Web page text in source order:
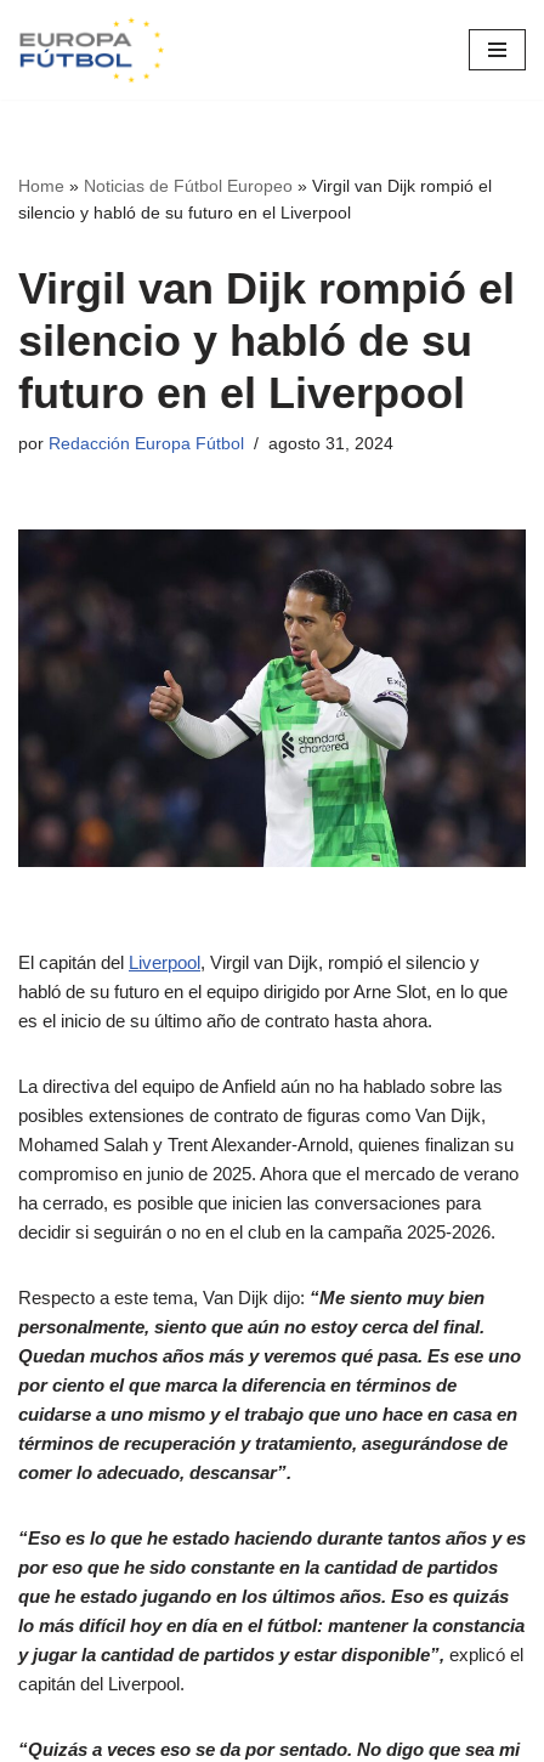
Saltar
Home » Noticias de Fútbol Europeo » Virgil van Dijk rompió el
silencio y habló de su futuro en el Liverpool
Virgil van Dijk rompió el
silencio y habló de su
futuro en el Liverpool
por Redacción Europa Fútbol agosto 31, 2024
El capitán del Liverpool, Virgil van Dijk, rompió el silencio y
habló de su futuro en el equipo dirigido por Arne Slot, en lo que
es el inicio de su último año de contrato hasta ahora.
La directiva del equipo de Anfield aún no ha hablado sobre las
posibles extensiones de contrato de figuras como Van Dijk,
Mohamed Salah y Trent Alexander-Arnold, quienes finalizan su
compromiso en junio de 2025. Ahora que el mercado de verano
ha cerrado, es posible que inicien las conversaciones para
decidir si seguirán o no en el club en la campaña 2025-2026.
Respecto a este tema, Van Dijk dijo: “Me siento muy bien
personalmente, siento que aún no estoy cerca del final.
Quedan muchos años más y veremos qué pasa. Es ese uno
por ciento el que marca la diferencia en términos de
cuidarse a uno mismo y el trabajo que uno hace en casa en
términos de recuperación y tratamiento, asegurándose de
comer lo adecuado, descansar”.
“Eso es lo que he estado haciendo durante tantos años y es
por eso que he sido constante en la cantidad de partidos
que he estado jugando en los últimos años. Eso es quizás
lo más difícil hoy en día en el fútbol: mantener la constancia
y jugar la cantidad de partidos y estar disponible”, explicó el
capitán del Liverpool.
“Quizás a veces eso se da por sentado. No digo que sea mi